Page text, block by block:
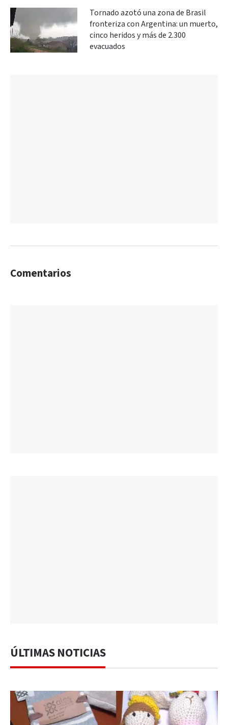
Tornado azotó una zona de Brasil
fronteriza con Argentina: un muerto,
cinco heridos y más de 2.300
evacuados
Comentarios
ÚLTIMAS NOTICIAS